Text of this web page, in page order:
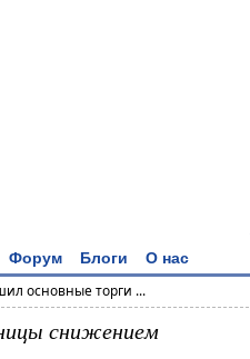
Форум Блоги О нас
основные торги ...
снижением